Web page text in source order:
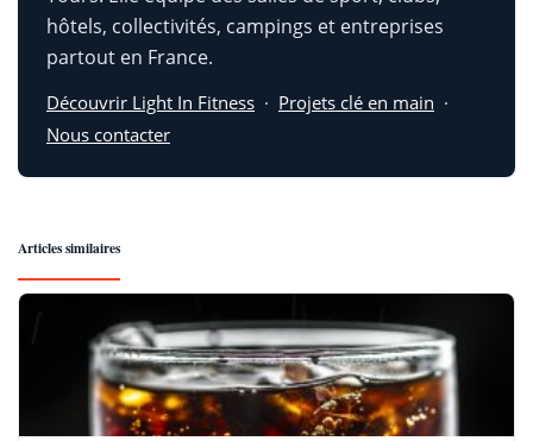
hôtels, collectivités, campings et entreprises
partout en France.
Découvrir Light In Fitness · Projets clé en main ·
Nous contacter
Articles similaires